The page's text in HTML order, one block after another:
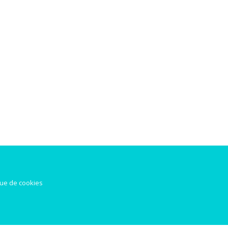
de cookies